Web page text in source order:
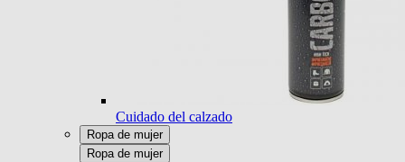
Cuidado del calzado
Ropa de mujer
Ropa de mujer